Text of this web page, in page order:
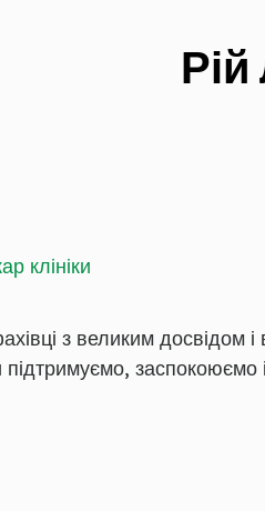
клініки
з великим досвідом